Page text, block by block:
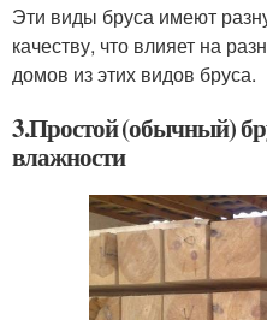
Эти виды бруса имеют
качеству, что влияет на
домов из этих видов бруса.
3.Простой (обычный)
влажности